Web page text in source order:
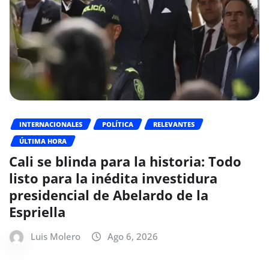
INTERNACIONALES POLÍTICA
RELEVANTES
ÚLTIMA HORA
Cali se blinda para la historia: Todo
listo para la inédita investidura
presidencial de Abelardo de la
Espriella
Luis Molero Ago 6, 2026